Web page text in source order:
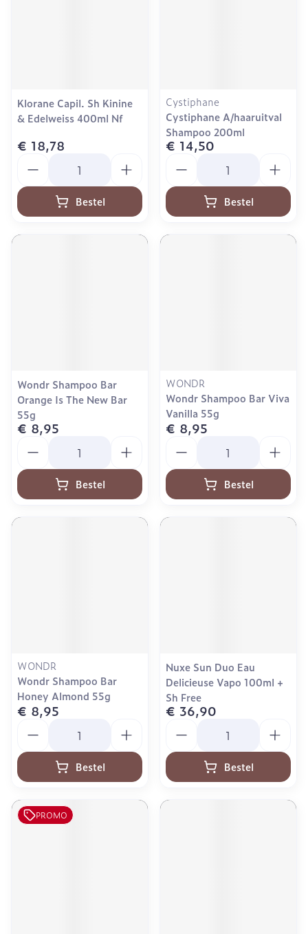
Klorane Capil. Sh Kinine
& Edelweiss 400ml Nf
€ 18,78
Bestel
Cystiphane
Cystiphane A/haaruitval
Shampoo 200ml
€ 14,50
Bestel
Wondr Shampoo Bar
Orange Is The New Bar
55g
€ 8,95
Bestel
WONDR
Wondr Shampoo Bar Viva
Vanilla 55g
€ 8,95
Bestel
WONDR
Wondr Shampoo Bar
Honey Almond 55g
€ 8,95
Bestel
Nuxe Sun Duo Eau
Delicieuse Vapo 100ml +
Sh Free
€ 36,90
Bestel
PROMO